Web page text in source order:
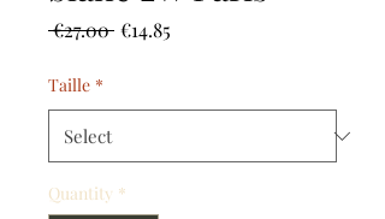
€27.00 Regular
€14.85
Taille *
Quantity *